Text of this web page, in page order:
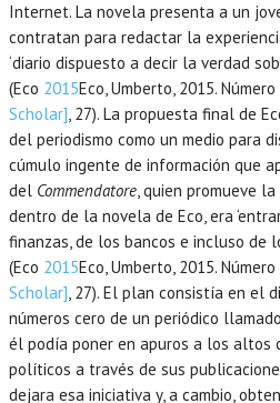
Internet. La novela presenta a un
contratan para redactar la
‘diario dispuesto a decir la verdad
(Eco 2015Eco,Umberto, 2015. Número
Scholar], 27). La propuesta final de
del periodismo como un medio para
cúmulo ingente de información que
del Commendatore, quien promueve
dentro de la novela de Eco, era
finanzas, de los bancos e incluso de
(Eco 2015Eco,Umberto, 2015. Número
Scholar], 27). El plan consistía en el
números cero de un periódico llamado
él podía poner en apuros a los altos
políticos a través de sus
dejara esa iniciativa y, a cambio,